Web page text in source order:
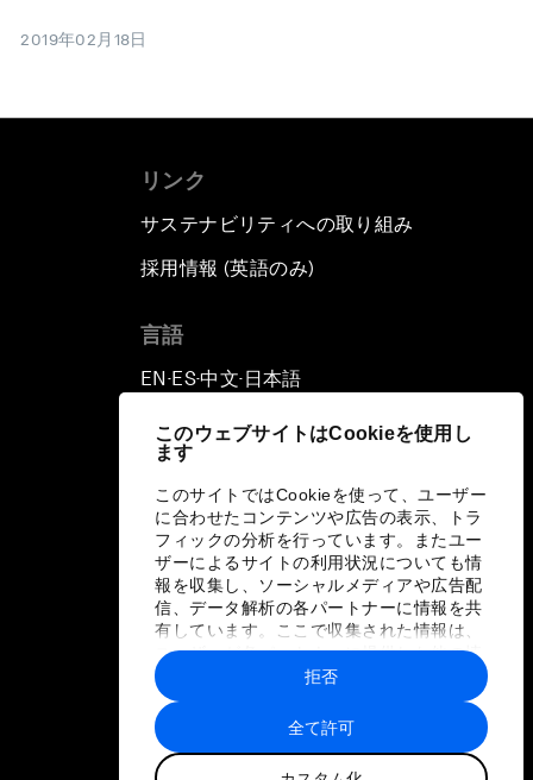
このウェブサイトはCookieを使用し
ます
このサイトではCookieを使って、ユーザー
に合わせたコンテンツや広告の表示、トラ
フィックの分析を行っています。またユー
ザーによるサイトの利用状況についても情
報を収集し、ソーシャルメディアや広告配
信、データ解析の各パートナーに情報を共
有しています。ここで収集された情報は、
ユーザーが各パートナーに提供した他の情
報や各パートナーのサービスを使用した際
に収集された情報と組み合わされ、各パー
トナーによって使用されることがありま
す。
全て許可
拒否
2019年02月18日
リンク
サステナビリティへの取り組み
採用情報 (英語のみ)
言語
EN ▪ ES▪中文▪ 日本語